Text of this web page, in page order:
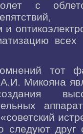
с
и
тот
Микояна
следуют